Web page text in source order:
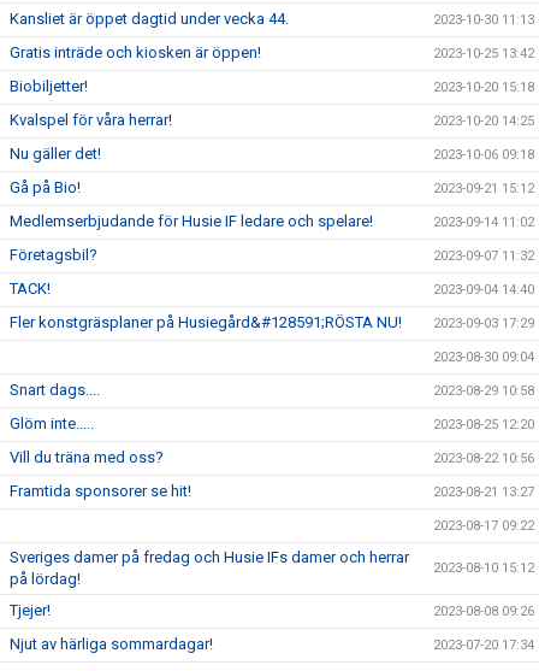
Kansliet är öppet dagtid under vecka 44. 2023-10-30 11:13
Gratis inträde och kiosken är öppen! 2023-10-25 13:42
Biobiljetter! 2023-10-20 15:18
Kvalspel för våra herrar! 2023-10-20 14:25
Nu gäller det! 2023-10-06 09:18
Gå på Bio! 2023-09-21 15:12
Medlemserbjudande för Husie IF ledare och spelare! 2023-09-14 11:02
Företagsbil? 2023-09-07 11:32
TACK! 2023-09-04 14:40
Fler konstgräsplaner på Husiegård&#128591;RÖSTA NU! 2023-09-03 17:29
2023-08-30 09:04
Snart dags.... 2023-08-29 10:58
Glöm inte..... 2023-08-25 12:20
Vill du träna med oss? 2023-08-22 10:56
Framtida sponsorer se hit! 2023-08-21 13:27
2023-08-17 09:22
Sveriges damer på fredag och Husie IFs damer och herrar
på lördag!
2023-08-10 15:12
Tjejer! 2023-08-08 09:26
Njut av härliga sommardagar! 2023-07-20 17:34